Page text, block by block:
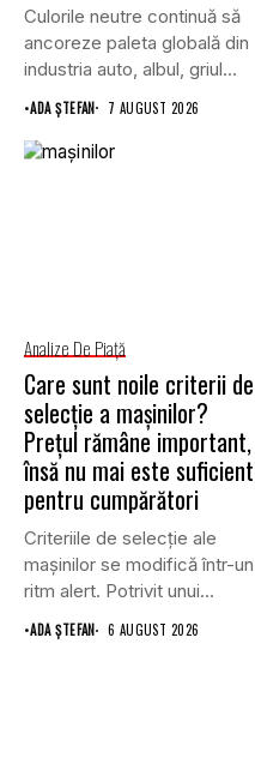
Culorile neutre continuă să
ancoreze paleta globală din
industria auto, albul, griul...
•ADA ȘTEFAN 7 AUGUST 2026
Analize De Piață
Care sunt noile criterii de
selecție a mașinilor?
Prețul rămâne important,
însă nu mai este suficient
pentru cumpărători
Criteriile de selecție ale
mașinilor se modifică într-un
ritm alert. Potrivit unui...
•ADA ȘTEFAN 6 AUGUST 2026